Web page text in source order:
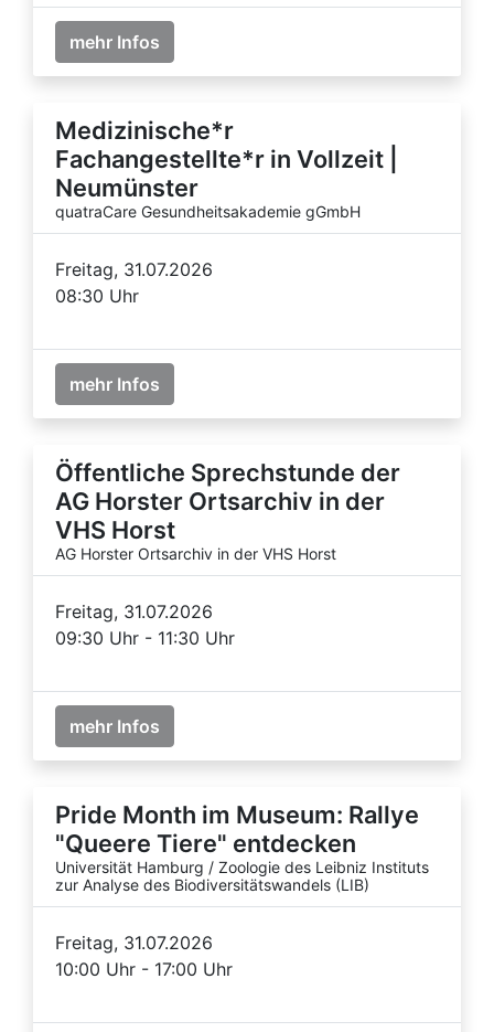
mehr Infos
Medizinische*r
Fachangestellte*r in Vollzeit |
Neumünster
quatraCare Gesundheitsakademie gGmbH
Freitag, 31.07.2026
08:30 Uhr
mehr Infos
Öffentliche Sprechstunde der
AG Horster Ortsarchiv in der
VHS Horst
AG Horster Ortsarchiv in der VHS Horst
Freitag, 31.07.2026
09:30 Uhr - 11:30 Uhr
mehr Infos
Pride Month im Museum: Rallye
"Queere Tiere" entdecken
Universität Hamburg / Zoologie des Leibniz Instituts
zur Analyse des Biodiversitätswandels (LIB)
Freitag, 31.07.2026
10:00 Uhr - 17:00 Uhr